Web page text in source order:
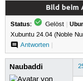
Bild beim
Status: Gelöst |
Xubuntu 24.04 (Noble
Antworten|
Naubaddi